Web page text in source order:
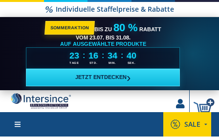
Individuelle Staffelpreise & Rabatte
SOMMERAKTION BIS ZU 80 % RABATT
VOM 23.07. BIS 31.08.
AUF AUSGEWÄHLTE PRODUKTE
23
TAGE
: 16
STD.
: 34
MIN.
: 39
SEK.
JETZT ENTDECKEN ›
SALE